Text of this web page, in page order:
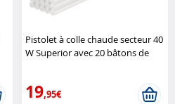
Pistolet à colle chaude secteur 40
W Superior avec 20 bâtons de
19,95€